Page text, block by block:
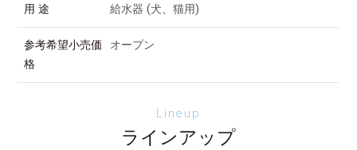
用 途 給水器 (犬、猫用)
参考希望小売価
格
オープン
Lineup
ラインアップ